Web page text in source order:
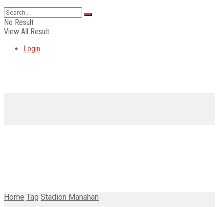
No Result
View All Result
Login
Home Tag Stadion Manahan